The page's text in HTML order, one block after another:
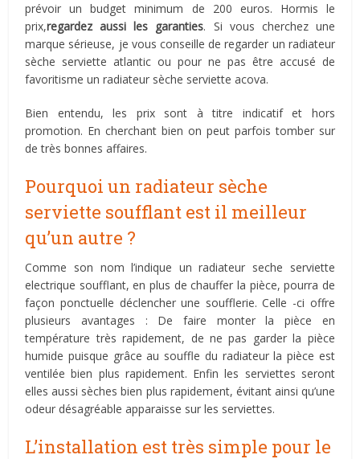
prévoir un budget minimum de 200 euros. Hormis le
prix,regardez aussi les garanties. Si vous cherchez une
marque sérieuse, je vous conseille de regarder un radiateur
sèche serviette atlantic ou pour ne pas être accusé de
favoritisme un radiateur sèche serviette acova.
Bien entendu, les prix sont à titre indicatif et hors
promotion. En cherchant bien on peut parfois tomber sur
de très bonnes affaires.
Pourquoi un radiateur sèche
serviette soufflant est il meilleur
qu’un autre ?
Comme son nom l’indique un radiateur seche serviette
electrique soufflant, en plus de chauffer la pièce, pourra de
façon ponctuelle déclencher une soufflerie. Celle -ci offre
plusieurs avantages : De faire monter la pièce en
température très rapidement, de ne pas garder la pièce
humide puisque grâce au souffle du radiateur la pièce est
ventilée bien plus rapidement. Enfin les serviettes seront
elles aussi sèches bien plus rapidement, évitant ainsi qu’une
odeur désagréable apparaisse sur les serviettes.
L’installation est très simple pour le